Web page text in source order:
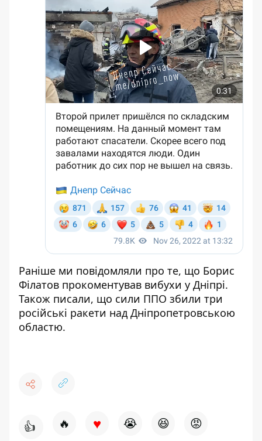
Раніше ми повідомляли про те, що Борис
Філатов прокоментував вибухи у Дніпрі.
Також писали, що сили ППО збили три
російські ракети над Дніпропетровською
областю.
👍 🔥 ♥ 😭 😆 😡